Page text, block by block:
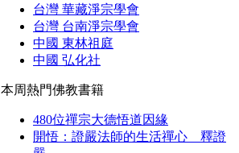
台灣 華藏淨宗學會
台灣 台南淨宗學會
中國 東林祖庭
中國 弘化社
本周熱門佛教書籍
480位禪宗大德悟道因緣
開悟：證嚴法師的生活禪心 釋證